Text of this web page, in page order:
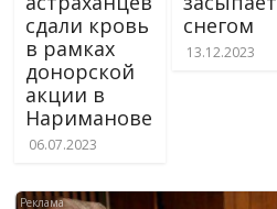
сдали кровь
в рамках
донорской
акции в
Нариманове
06.07.2023
снегом
13.12.2023